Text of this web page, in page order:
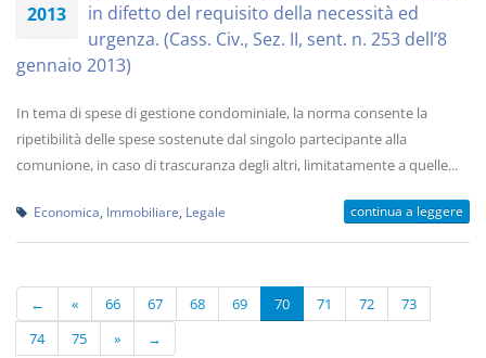
2013
in difetto del requisito della necessità ed
urgenza. (Cass. Civ., Sez. II, sent. n. 253 dell’8
gennaio 2013)
In tema di spese di gestione condominiale, la norma consente la
ripetibilità delle spese sostenute dal singolo partecipante alla
comunione, in caso di trascuranza degli altri, limitatamente a quelle...
Economica Immobiliare Legale continua a leggere
← « 66 67 68 69 70 71 72
73
74
75 » →